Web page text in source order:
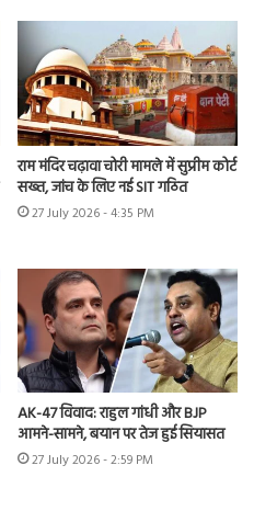
राम मंदिर चढ़ावा चोरी मामले में सुप्रीम कोर्ट
सख्त, जांच के लिए नई SIT गठित
27 July 2026 - 4:35 PM
AK-47 विवाद: राहुल गांधी और BJP
आमने-सामने, बयान पर तेज हुई सियासत
27 July 2026 - 2:59 PM